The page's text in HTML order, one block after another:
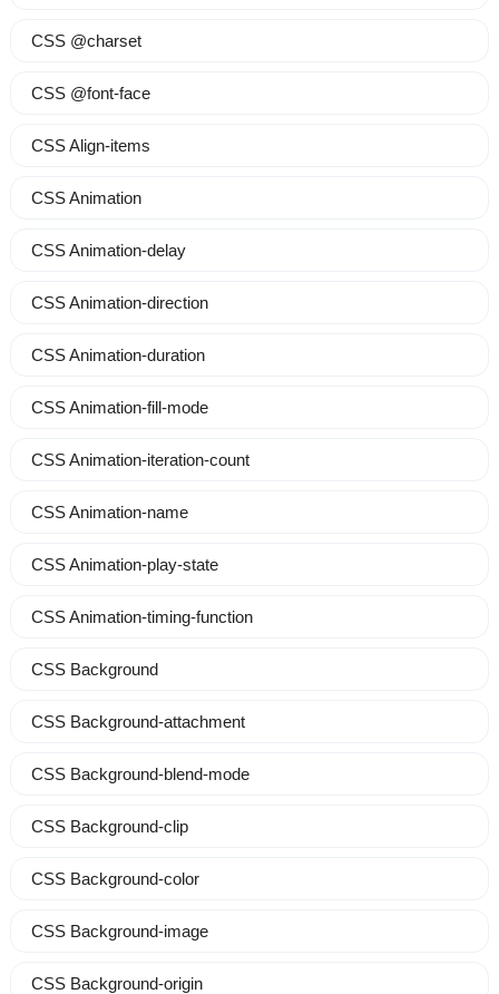
CSS @charset
CSS @font-face
CSS Align-items
CSS Animation
CSS Animation-delay
CSS Animation-direction
CSS Animation-duration
CSS Animation-fill-mode
CSS Animation-iteration-count
CSS Animation-name
CSS Animation-play-state
CSS Animation-timing-function
CSS Background
CSS Background-attachment
CSS Background-blend-mode
CSS Background-clip
CSS Background-color
CSS Background-image
CSS Background-origin